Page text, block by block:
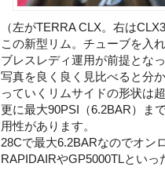
（左がTERRA CLX。右は
この新型リム。チューブを入
ブレスレディ運用が前提となっ
写真を良く良く見比べると分
っていくリムサイドの形状は
更に最大90PSI（6.2BAR）ま
用性があります。
28Cで最大6.2BARなのでオン
RAPIDAIRやGP5000TLといっ